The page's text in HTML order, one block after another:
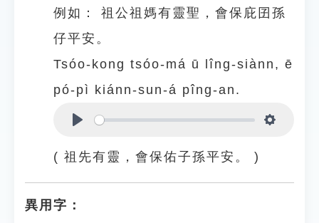
例如：
祖公祖媽有靈聖，會保庇囝孫
仔平安。
Tsóo-kong tsóo-má ū lîng-siànn, ē
pó-pì kiánn-sun-á pîng-an.
( 祖先有靈，會保佑子孫平安。 )
異用字：